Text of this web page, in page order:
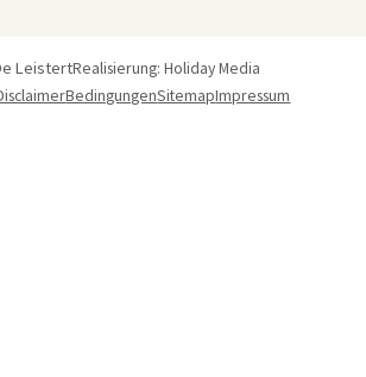
LeistertRealisierung: Holiday Media
BedingungenSitemapImpressum